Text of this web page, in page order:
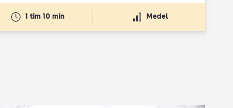
1 tim 10 min Medel